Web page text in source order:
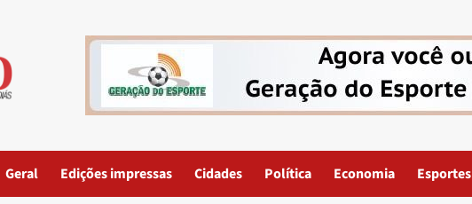
Geral Edições impressas Cidades Política Economia Esportes